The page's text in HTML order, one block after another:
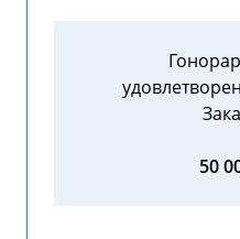
50